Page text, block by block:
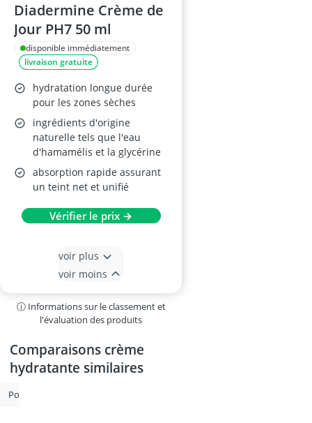
Diadermine Crème de
Jour PH7 50 ml
disponible immédiatement
livraison gratuite
hydratation longue durée
pour les zones sèches
ingrédients d'origine
naturelle tels que l'eau
d'hamamélis et la glycérine
absorption rapide assurant
un teint net et unifié
Vérifier le prix →
voir plus
voir moins
ⓘ Informations sur le classement et
l'évaluation des produits
Comparaisons crème
hydratante similaires
Pommade à base de mousse